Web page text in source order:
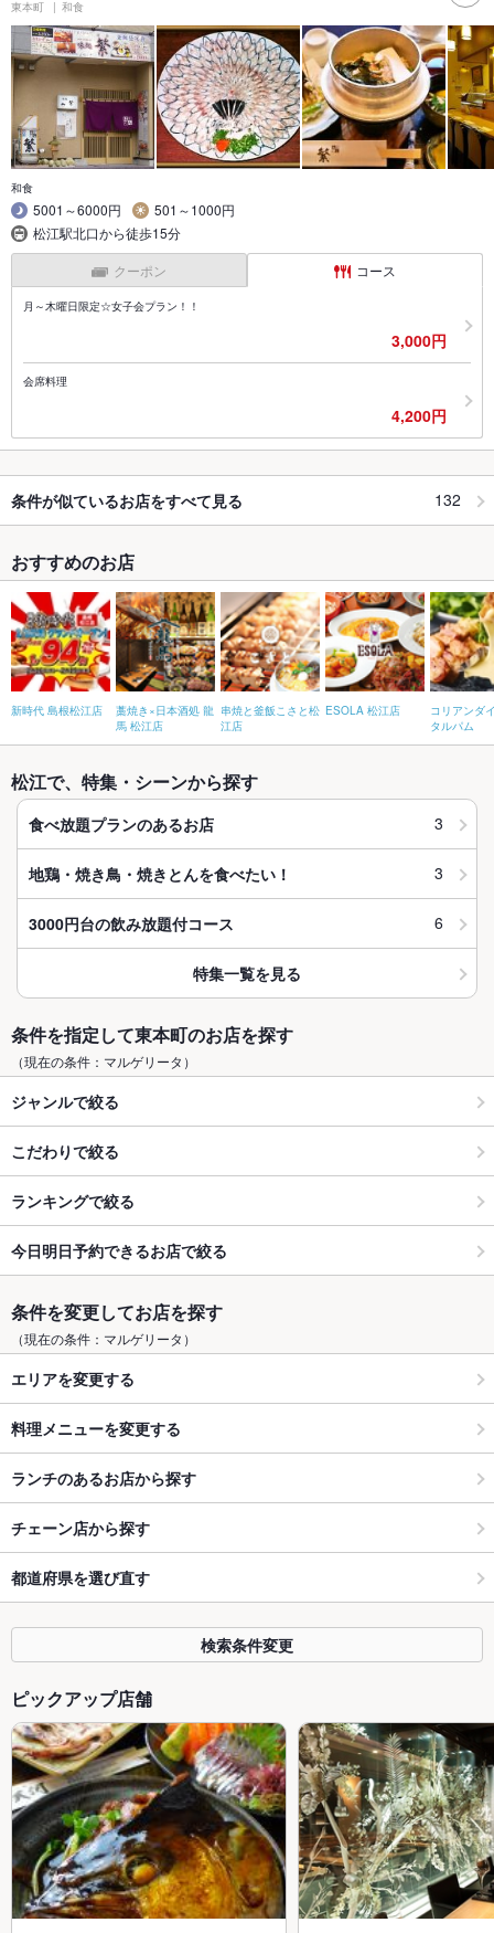
東本町 和食
和食
5001～6000円
501～1000円
松江駅北口から徒歩15分
クーポン コース
月～木曜日限定☆女子会プラン！！
3,000円
会席料理
4,200円
条件が似ているお店をすべて見る 132
おすすめのお店
新時代 島根松江店
藁焼き×日本酒処 龍
馬 松江店
串焼と釜飯こさと松
江店
ESOLA 松江店
コリアンダ
タルパム
松江で、特集・シーンから探す
食べ放題プランのあるお店 3
地鶏・焼き鳥・焼きとんを食べたい！ 3
3000円台の飲み放題付コース 6
特集一覧を見る
条件を指定して東本町のお店を探す
（現在の条件：マルゲリータ）
ジャンルで絞る
こだわりで絞る
ランキングで絞る
今日明日予約できるお店で絞る
条件を変更してお店を探す
（現在の条件：マルゲリータ）
エリアを変更する
料理メニューを変更する
ランチのあるお店から探す
チェーン店から探す
都道府県を選び直す
検索条件変更
ピックアップ店舗